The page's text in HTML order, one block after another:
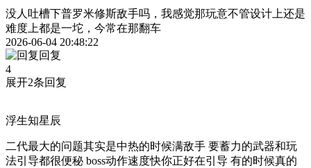
没人吐槽下普罗米修斯敌手吗，我感觉那玩意不管设计上还是
难度上都是一坨，今常在那翻车
2026-06-04 20:48:22
回复
4
展开2条回复
浮生知星辰
二代最大的问题其实是中热的时候满敌手 要蓄力的武器和玩
法引导都很便秘 boss动作速度快你正好在引导 有的时候真的